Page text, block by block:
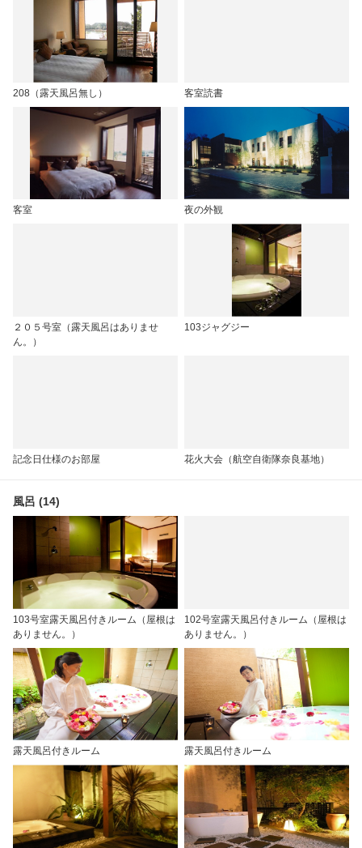
208（露天風呂無し） 客室読書
客室 夜の外観
２０５号室（露天風呂はありませ
ん。）
103ジャグジー
記念日仕様のお部屋 花火大会（航空自衛隊奈良基地）
風呂 (14)
103号室露天風呂付きルーム（屋根は
ありません。）
102号室露天風呂付きルーム（屋根は
ありません。）
露天風呂付きルーム 露天風呂付きルーム